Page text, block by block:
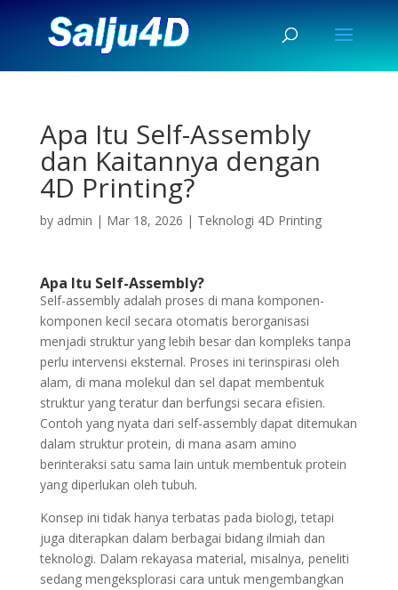
Apa Itu Self-Assembly
dan Kaitannya dengan
4D Printing?
by admin | Mar 18, 2026 | Teknologi 4D Printing
Apa Itu Self-Assembly?
Self-assembly adalah proses di mana komponen-
komponen kecil secara otomatis berorganisasi
menjadi struktur yang lebih besar dan kompleks tanpa
perlu intervensi eksternal. Proses ini terinspirasi oleh
alam, di mana molekul dan sel dapat membentuk
struktur yang teratur dan berfungsi secara efisien.
Contoh yang nyata dari self-assembly dapat ditemukan
dalam struktur protein, di mana asam amino
berinteraksi satu sama lain untuk membentuk protein
yang diperlukan oleh tubuh.
Konsep ini tidak hanya terbatas pada biologi, tetapi
juga diterapkan dalam berbagai bidang ilmiah dan
teknologi. Dalam rekayasa material, misalnya, peneliti
sedang mengeksplorasi cara untuk mengembangkan